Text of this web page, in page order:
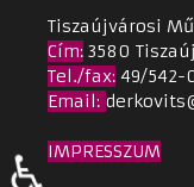
Tiszaújvárosi
Cím: 3580
Tel./fax: 49/542-
Email:
IMPRESSZUM